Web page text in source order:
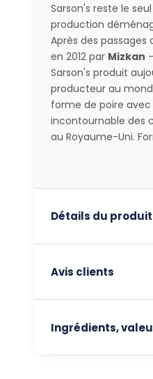
Sarson's reste le
production
Après des passages
en 2012 par Mizkan
Sarson's produit
producteur au
forme de poire
incontournable des
au Royaume-Uni.
Détails du produit
Avis clients
Ingrédients,